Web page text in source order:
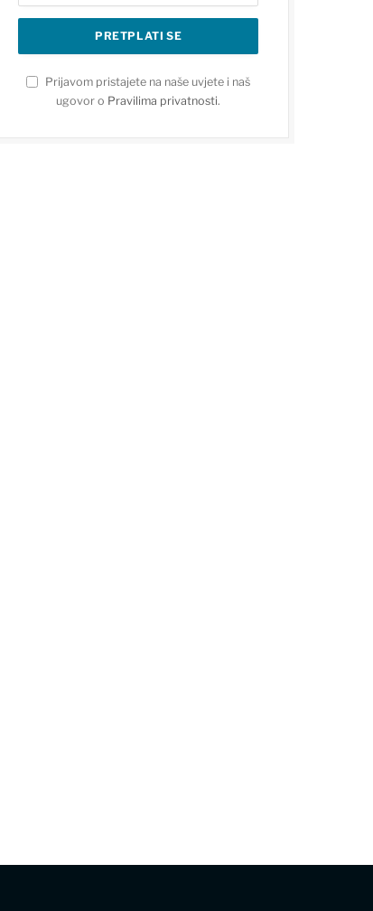
Prijavom pristajete na naše uvjete i naš
ugovor o Pravilima privatnosti.